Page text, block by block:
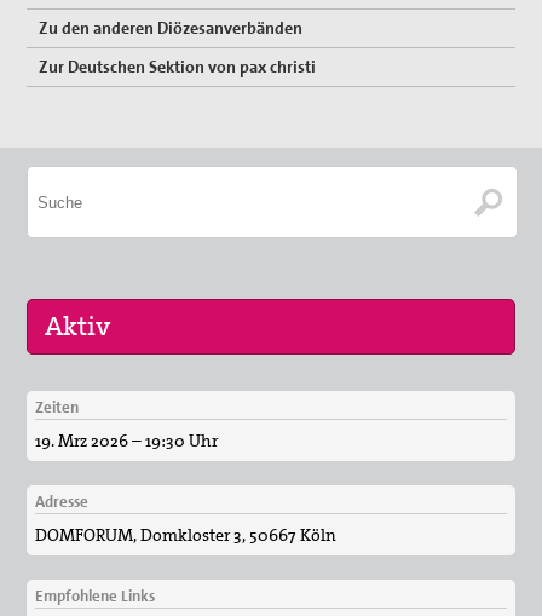
Visionen für Kölner Kirche
Bischofswort "Gerechter Friede"
Aktionen für Flüchtlinge und gegen Rassismus
„Unter 18 nie!“
Denkmal für den unbekannten Deserteur
Antimilitarismus
pax christi-Gruppe Brühl
Berlin-Reise 2022
Zu den anderen Diözesanverbänden
Zur Deutschen Sektion von pax christi
16. Sep 2026
Menschen der Gewaltfreiheit -
17. Jan 2026
Friedensgebet in Brühl
Zeiten
19. Mrz 2026 – 19:30 Uhr
Adresse
DOMFORUM,Domkloster 3, 50667 Köln
Empfohlene Links